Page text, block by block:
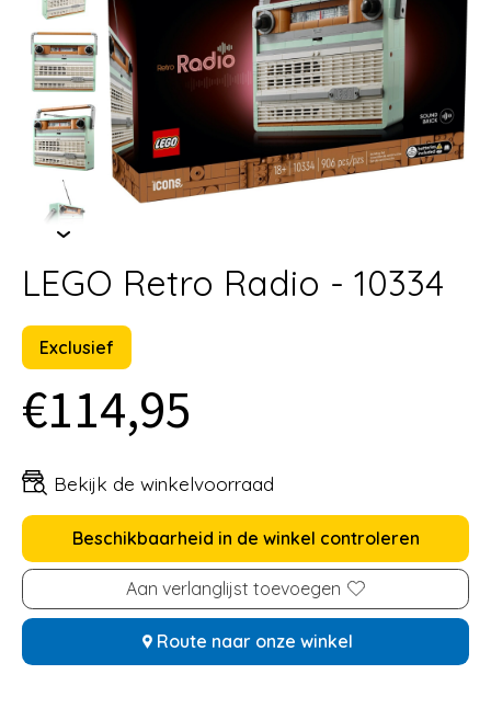
LEGO Retro Radio - 10334
Exclusief
€114,95
Bekijk de winkelvoorraad
Beschikbaarheid in de winkel controleren
Aan verlanglijst toevoegen
Route naar onze winkel